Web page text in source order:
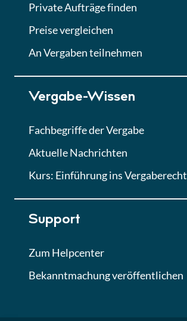
Lektion 6
Abgabe von Angeboten
Lektion
Lektion 7
Finales Quiz
Private Aufträge finden
Preise vergleichen
An Vergaben teilnehmen
Vergabe-Wissen
Fachbegriffe der Vergabe
Aktuelle Nachrichten
Kurs: Einführung ins Vergaberecht
Support
Zum Helpcenter
Bekanntmachung veröffentlichen